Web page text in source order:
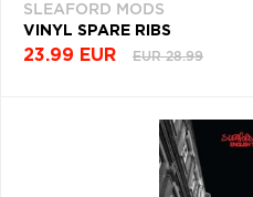
SLEAFORD MODS
VINYL SPARE RIBS
23.99 EUR EUR 28.99